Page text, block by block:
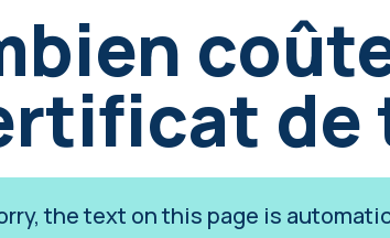
de
the text on this page is